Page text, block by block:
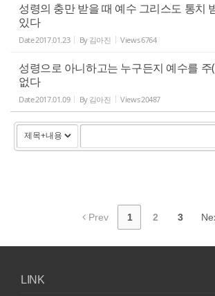
성령의 충만 받을 때 예수 그리스도 통치
있다
Date2017.01.23 By 김아진 Views6764
성령으로 아니하고는 누구든지 예수를 주
없다
Date2017.01.09 By 김아진 Views20487
Prev 1 2 3
LINK